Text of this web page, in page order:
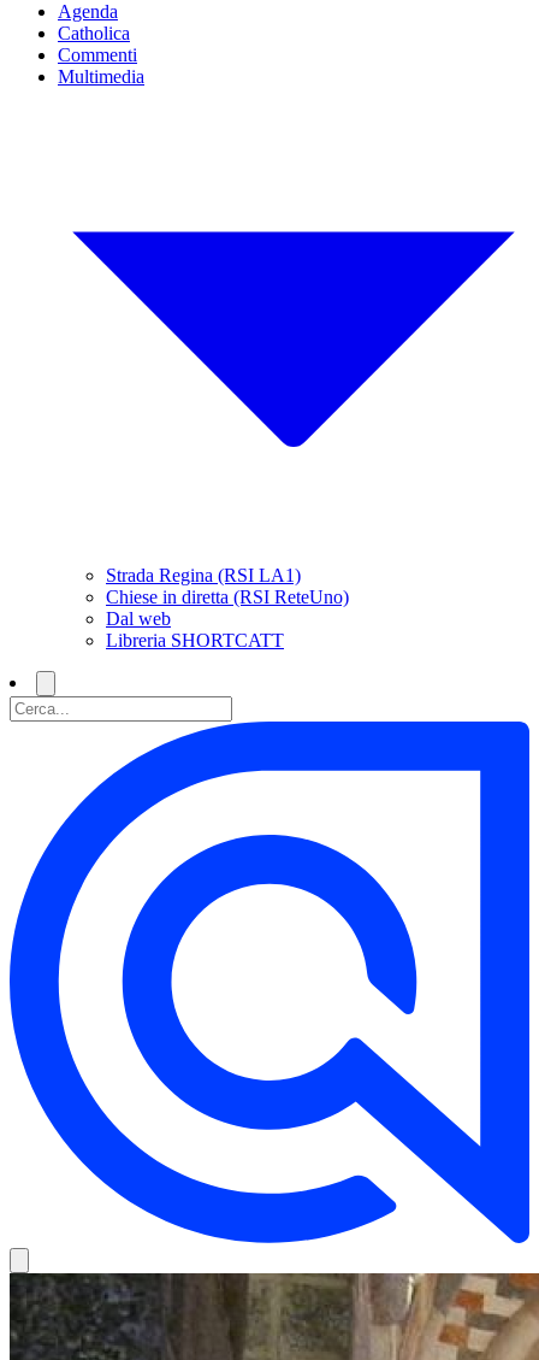
Agenda
Catholica
Commenti
Multimedia
Strada Regina (RSI LA1)
Chiese in diretta (RSI ReteUno)
Dal web
Libreria SHORTCATT